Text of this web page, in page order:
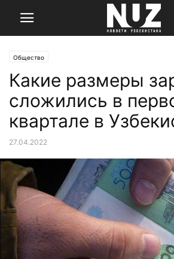
Общество
Какие размеры
сложились в
квартале в
27.04.2022